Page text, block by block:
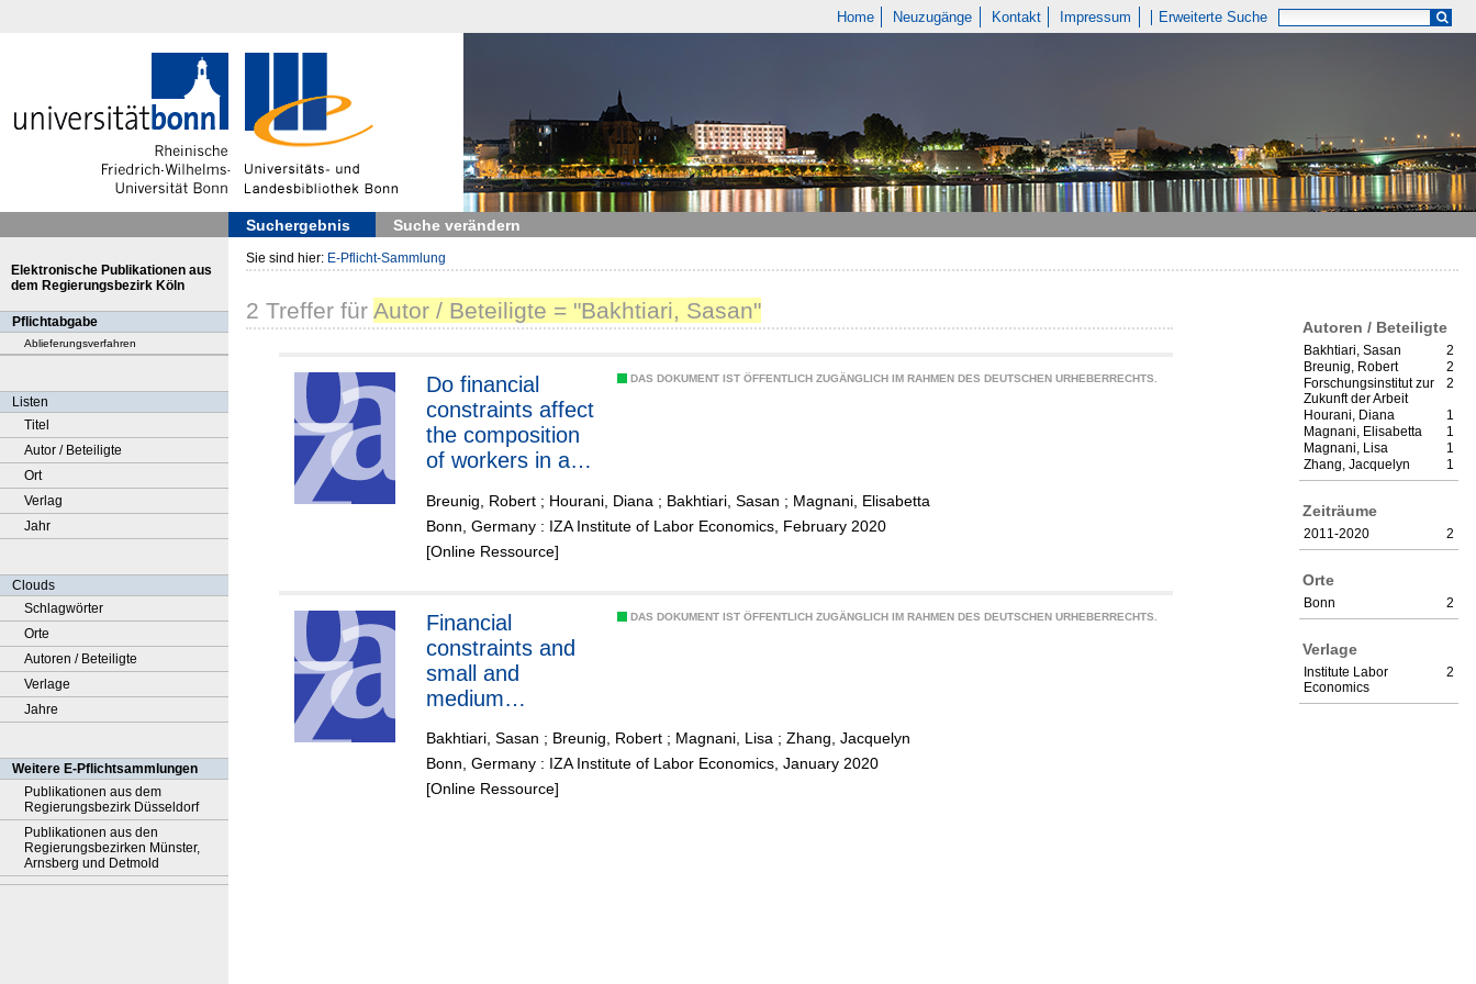
Home Neuzugänge Kontakt Impressum Erweiterte Suche
Suchergebnis Suche verändern
Elektronische Publikationen aus
dem Regierungsbezirk Köln
Pflichtabgabe
Ablieferungsverfahren
Listen
Titel
Autor / Beteiligte
Ort
Verlag
Jahr
Clouds
Schlagwörter
Orte
Autoren / Beteiligte
Verlage
Jahre
Weitere E-Pflichtsammlungen
Publikationen aus dem
Regierungsbezirk Düsseldorf
Publikationen aus den
Regierungsbezirken Münster,
Arnsberg und Detmold
Sie sind hier: E-Pflicht-Sammlung
Autoren / Beteiligte
2
Bakhtiari, Sasan
2
Breunig, Robert
2
Forschungsinstitut zur
Zukunft der Arbeit
1
Hourani, Diana
1
Magnani, Elisabetta
1
Magnani, Lisa
1
Zhang, Jacquelyn
Zeiträume
2
2011-2020
Orte
2
Bonn
Verlage
2
Institute Labor
Economics
2 Treffer für Autor / Beteiligte = "Bakhtiari, Sasan"
DAS DOKUMENT IST ÖFFENTLICH ZUGÄNGLICH IM RAHMEN DES DEUTSCHEN URHEBERRECHTS.
Do financial
constraints affect
the composition
of workers in a
Breunig, Robert ; Hourani, Diana ; Bakhtiari, Sasan ; Magnani, Elisabetta
Bonn, Germany : IZA Institute of Labor Economics, February 2020
[Online Ressource]
DAS DOKUMENT IST ÖFFENTLICH ZUGÄNGLICH IM RAHMEN DES DEUTSCHEN URHEBERRECHTS.
Financial
constraints and
small and
medium
review
Bakhtiari, Sasan ; Breunig, Robert ; Magnani, Lisa ; Zhang, Jacquelyn
Bonn, Germany : IZA Institute of Labor Economics, January 2020
[Online Ressource]